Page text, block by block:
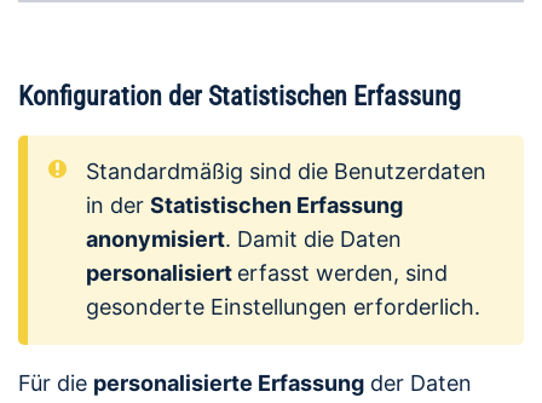
Konfiguration der Statistischen Erfassung
Standardmäßig sind die Benutzerdaten
in der Statistischen Erfassung
anonymisiert. Damit die Daten
personalisiert erfasst werden, sind
gesonderte Einstellungen erforderlich.
Für die personalisierte Erfassung der Daten